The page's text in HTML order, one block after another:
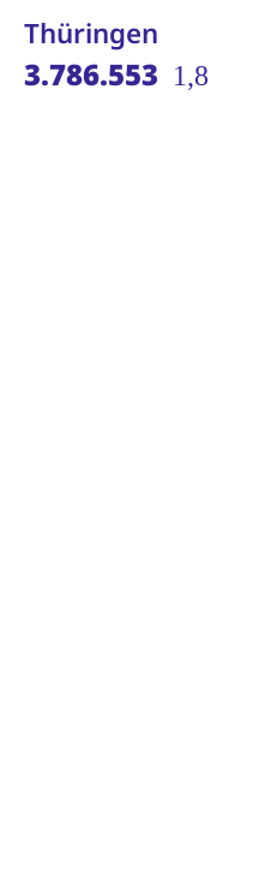
Thüringen
3.786.553 1,8